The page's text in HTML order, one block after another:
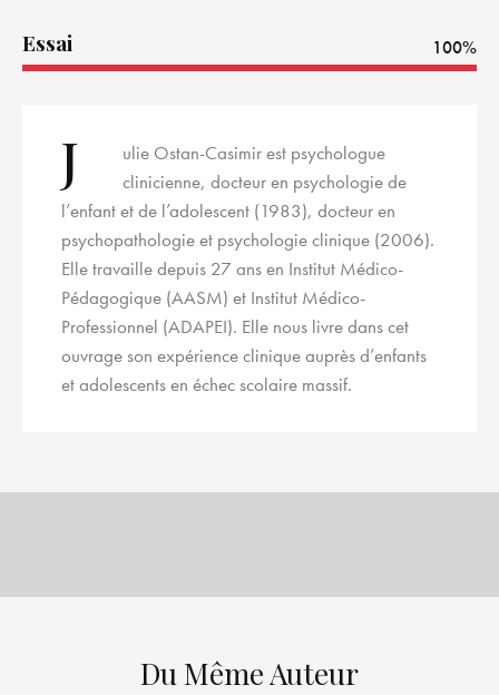
Essai 100%
J
ulie Ostan-Casimir est psychologue
clinicienne, docteur en psychologie de
l’enfant et de l’adolescent (1983), docteur en
psychopathologie et psychologie clinique (2006).
Elle travaille depuis 27 ans en Institut Médico-
Pédagogique (AASM) et Institut Médico-
Professionnel (ADAPEI). Elle nous livre dans cet
ouvrage son expérience clinique auprès d’enfants
et adolescents en échec scolaire massif.
Du Même Auteur